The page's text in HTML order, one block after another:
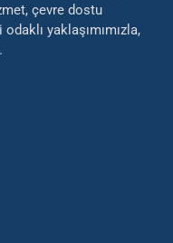
çevre dostu
yaklaşımımızla,